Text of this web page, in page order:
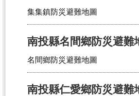
集集鎮防災避難地圖
南投縣名間鄉防災避難
名間鄉防災避難地圖
南投縣仁愛鄉防災避難